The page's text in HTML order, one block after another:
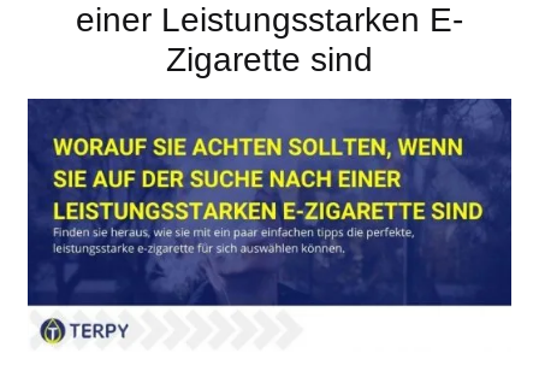
einer Leistungsstarken E-
Zigarette sind